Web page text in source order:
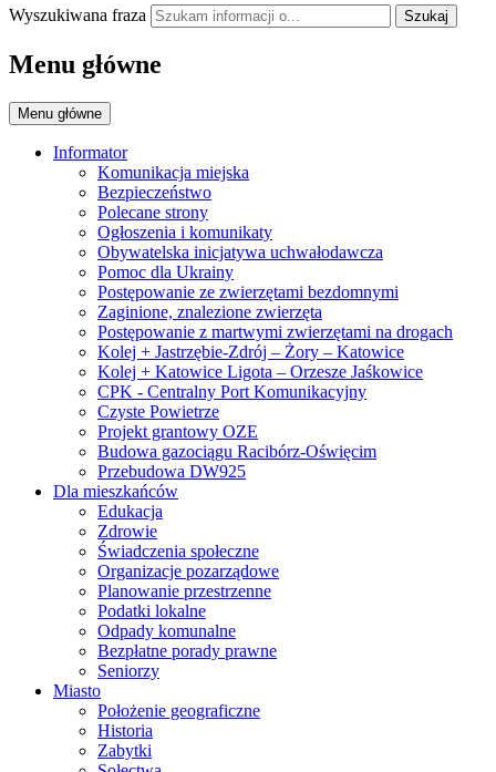
Wyszukiwana fraza Szukaj
Menu główne
Menu główne
Informator
Komunikacja miejska
Bezpieczeństwo
Polecane strony
Ogłoszenia i komunikaty
Obywatelska inicjatywa uchwałodawcza
Pomoc dla Ukrainy
Postępowanie ze zwierzętami bezdomnymi
Zaginione, znalezione zwierzęta
Postępowanie z martwymi zwierzętami na drogach
Kolej + Jastrzębie-Zdrój – Żory – Katowice
Kolej + Katowice Ligota – Orzesze Jaśkowice
CPK - Centralny Port Komunikacyjny
Czyste Powietrze
Projekt grantowy OZE
Budowa gazociągu Racibórz-Oświęcim
Przebudowa DW925
Dla mieszkańców
Edukacja
Zdrowie
Świadczenia społeczne
Organizacje pozarządowe
Planowanie przestrzenne
Podatki lokalne
Odpady komunalne
Bezpłatne porady prawne
Seniorzy
Miasto
Położenie geograficzne
Historia
Zabytki